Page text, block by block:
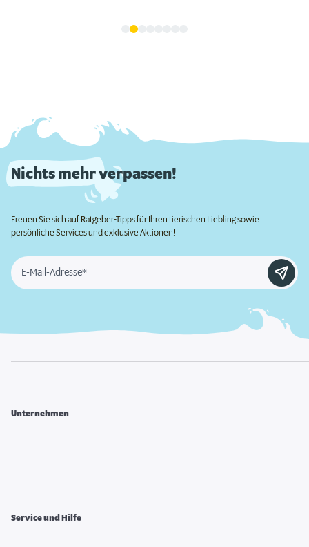
Nichts mehr verpassen!
Freuen Sie sich auf Ratgeber-Tipps für Ihren tierischen Liebling sowie
persönliche Services und exklusive Aktionen!
E-Mail-Adresse*
Unternehmen
Service und Hilfe